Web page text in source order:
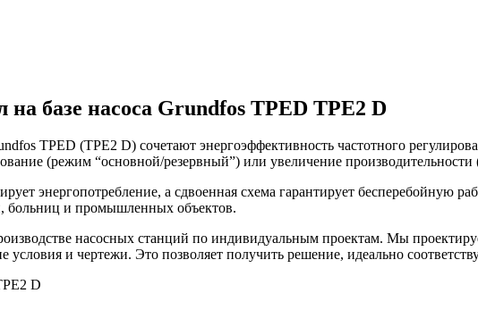
базе насоса Grundfos TPED TPE2 D
TPED (TPE2 D) сочетают энергоэффективность частотного
(режим “основной/резервный”) или увеличение
энергопотребление, а сдвоенная схема гарантирует бесперебойную
больниц и промышленных объектов.
насосных станций по индивидуальным проектам. Мы
и чертежи. Это позволяет получить решение, идеально
D